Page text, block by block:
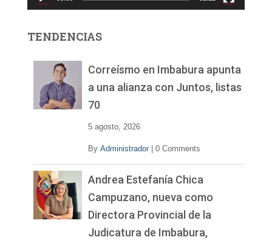
d
TENDENCIAS
Correísmo en Imbabura apunta
a una alianza con Juntos, listas
70
5 agosto, 2026
By Administrador 0 Comments
Andrea Estefanía Chica
Campuzano, nueva como
Directora Provincial de la
Judicatura de Imbabura,